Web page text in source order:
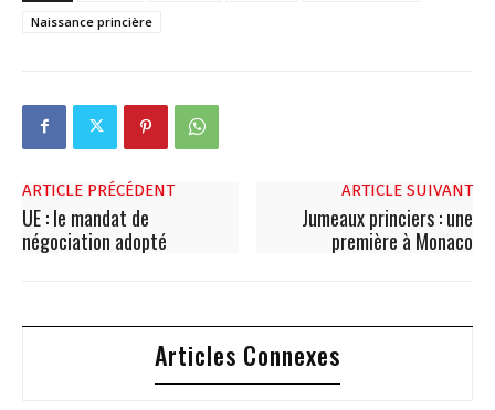
Naissance princière
ARTICLE PRÉCÉDENT
UE : le mandat de
négociation adopté
ARTICLE SUIVANT
Jumeaux princiers : une
première à Monaco
Articles Connexes